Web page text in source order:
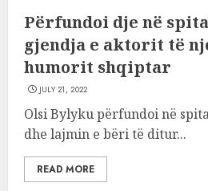
Përfundoi dje në
gjendja e aktorit të
humorit shqiptar
JULY 21, 2022
Olsi Bylyku përfundoi në
dhe lajmin e bëri të ditur...
READ MORE